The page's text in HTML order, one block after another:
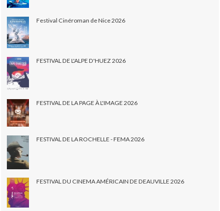
Festival Cinéroman de Nice 2026
FESTIVAL DE L'ALPE D'HUEZ 2026
FESTIVAL DE LA PAGE À L'IMAGE 2026
FESTIVAL DE LA ROCHELLE - FEMA 2026
FESTIVAL DU CINEMA AMÉRICAIN DE DEAUVILLE 2026